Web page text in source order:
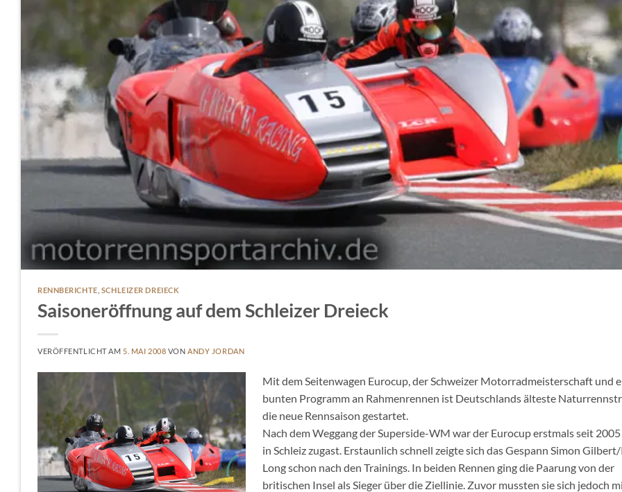
RENNBERICHTE SCHLEIZER DREIECK
Saisoneröffnung auf dem Schleizer Dreieck
VERÖFFENTLICHT AM 5. MAI 2008 VON ANDY JORDAN
Mit dem Seitenwagen Eurocup, der Schweizer Motorradmeisterschaft und
bunten Programm an Rahmenrennen ist Deutschlands älteste
die neue Rennsaison gestartet.
Nach dem Weggang der Superside-WM war der Eurocup erstmals seit
in Schleiz zugast. Erstaunlich schnell zeigte sich das Gespann Simon
Long schon nach den Trainings. In beiden Rennen ging die Paarung von der
britischen Insel als Sieger über die Ziellinie. Zuvor mussten sie sich jedoch